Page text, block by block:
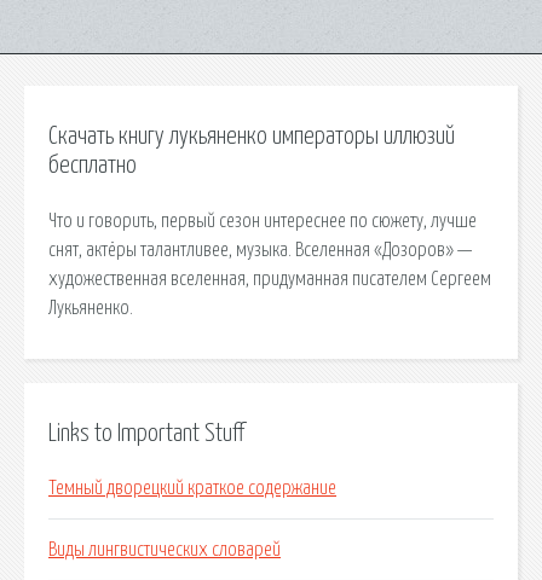
Скачать книгу лукьяненко императоры иллюзий
бесплатно
Что и говорить, первый сезон интереснее по сюжету, лучше
снят, актёры талантливее, музыка. Вселенная «Дозоров» —
художественная вселенная, придуманная писателем Сергеем
Лукьяненко.
Links to Important Stuff
Темный дворецкий краткое содержание
Виды лингвистических словарей